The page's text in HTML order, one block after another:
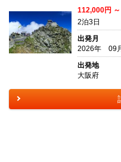
112,000円
2泊3日
出発月
2026年 09
出発地
大阪府